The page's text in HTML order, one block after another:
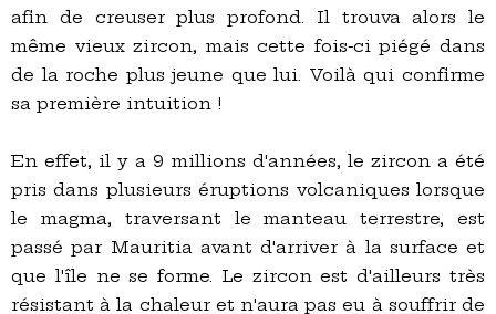
afin de creuser plus profond. Il trouva alors le
même vieux zircon, mais cette fois-ci piégé dans
de la roche plus jeune que lui. Voilà qui confirme
sa première intuition !
En effet, il y a 9 millions d'années, le zircon a été
pris dans plusieurs éruptions volcaniques lorsque
le magma, traversant le manteau terrestre, est
passé par Mauritia avant d'arriver à la surface et
que l'île ne se forme. Le zircon est d'ailleurs très
résistant à la chaleur et n'aura pas eu à souffrir de